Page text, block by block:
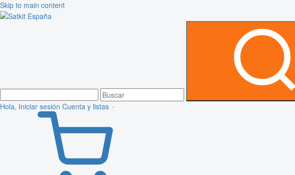
Skip to main content
Hola, Iniciar sesión Cuenta y listas